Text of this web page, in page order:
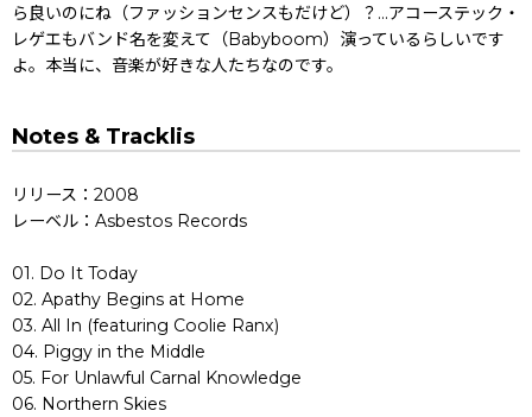
ら良いのにね（ファッションセンスもだけど）？...アコーステック・
レゲエもバンド名を変えて（Babyboom）演っているらしいです
よ。本当に、音楽が好きな人たちなのです。
Notes & Tracklis
リリース：2008
レーベル：Asbestos Records
01. Do It Today
02. Apathy Begins at Home
03. All In (featuring Coolie Ranx)
04. Piggy in the Middle
05. For Unlawful Carnal Knowledge
06. Northern Skies